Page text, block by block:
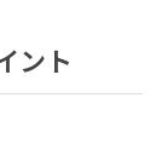
ント